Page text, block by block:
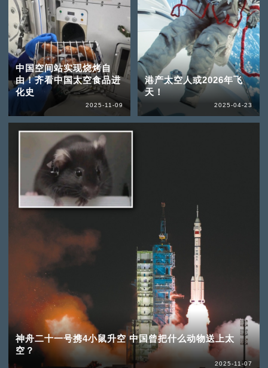
中国空间站实现烧烤自
由！齐看中国太空食品进
化史
2025-11-09
神舟二十一号携4小鼠升空 中国曾把什么动物送上太
空？
2025-11-07
港产太空人或2026年飞
天！
2025-04-23